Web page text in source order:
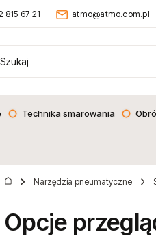
815 67 21 atmo@atmo.com.pl
Technika smarowania
Narzędzia pneumatyczne
Opcje